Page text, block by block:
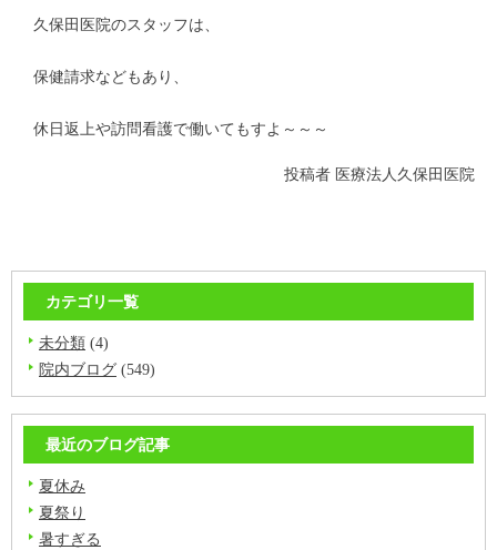
久保田医院のスタッフは、
保健請求などもあり、
休日返上や訪問看護で働いてもすよ～～～
投稿者 医療法人久保田医院
カテゴリ一覧
未分類 (4)
院内ブログ (549)
最近のブログ記事
夏休み
夏祭り
暑すぎる